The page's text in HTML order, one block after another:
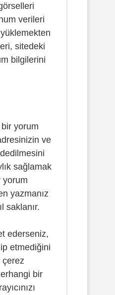
verileri
sitedeki
bilgilerini
yorum
ve
sağlamak
yorum
yazmanız
saklanır.
ederseniz,
etmediğini
çerez
bir